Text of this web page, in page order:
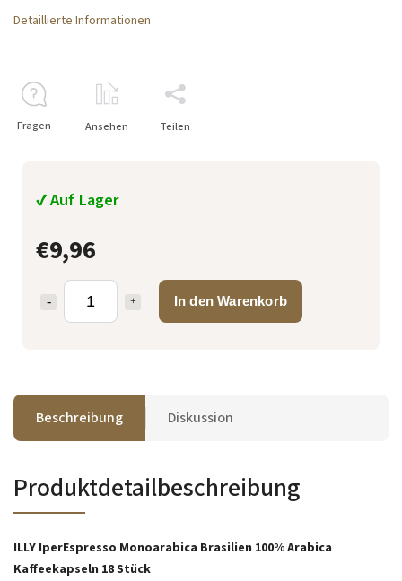
€9,96
In den Warenkorb
✔ Auf Lager
Detaillierte Informationen
Fragen Ansehen Teilen
Beschreibung Diskussion
Produktdetailbeschreibung
ILLY IperEspresso Monoarabica Brasilien 100% Arabica
Kaffeekapseln 18 Stück